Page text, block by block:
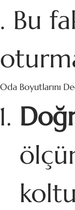
. Bu
Oda Boyutlarını